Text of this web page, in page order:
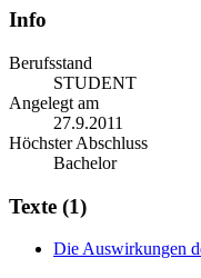
Info
Berufsstand
STUDENT
Angelegt am
27.9.2011
Höchster Abschluss
Bachelor
Texte (1)
Die Auswirkungen